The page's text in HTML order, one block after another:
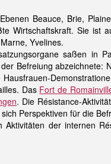
Beauce, Brie,
Wirtschaftskraft. Sie ist
Yvelines.
saßen in
Befreiung abzeichnete:
Das Fort de
. Die Résistance-
Perspektiven für die
der internen